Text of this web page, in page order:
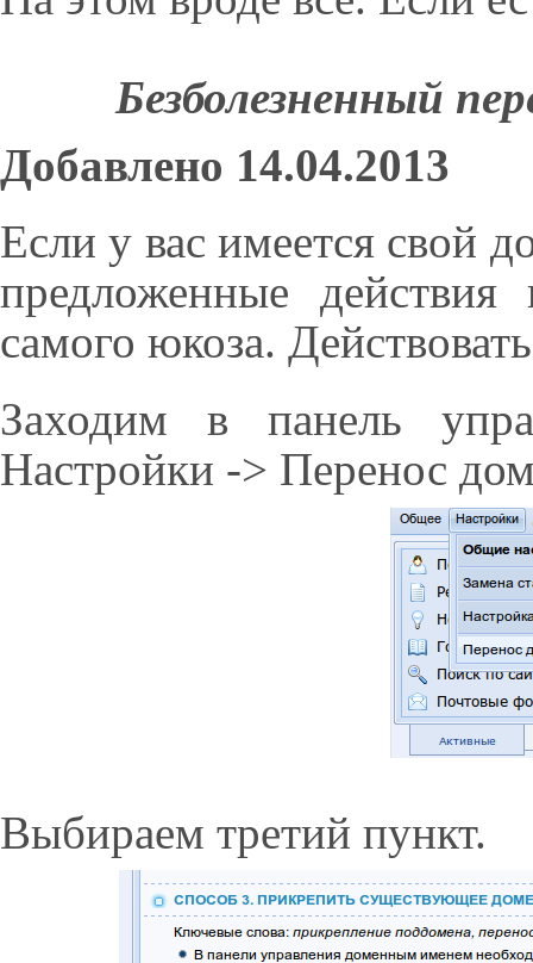
Безболезненный
Добавлено 14.04.2013
Если у вас имеется свой
предложенные
самого юкоза.
Заходим в панель
Настройки -> Перенос
Выбираем третий пункт.